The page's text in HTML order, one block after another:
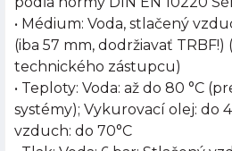
• Médium: Voda, stlačený
(iba 57 mm, dodržiavať
technického zástupcu)
• Teploty: Voda: až do 80 °C
systémy); Vykurovací olej: do
vzduch: do 70°C